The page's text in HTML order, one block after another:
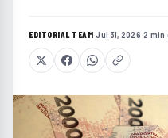
EDITORIAL TEAM·Jul 31, 2026·2 min